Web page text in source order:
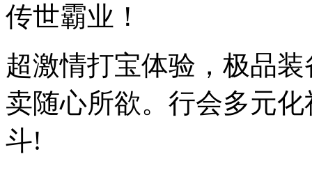
传世霸业！
超激情打宝体验，极品
卖随心所欲。行会多元
斗!